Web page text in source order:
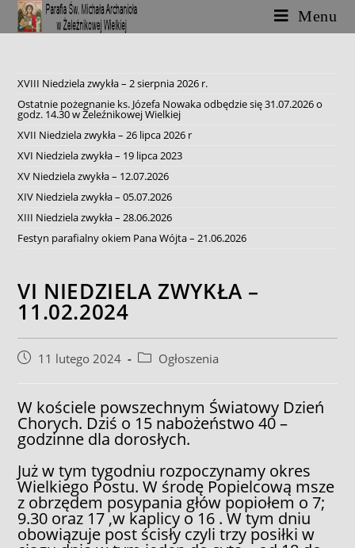
Skip
content
Menu
XVIII Niedziela zwykła – 2 sierpnia 2026 r.
Ostatnie pożegnanie ks. Józefa Nowaka odbędzie się 31.07.2026 o
godz. 14.30 w Żeleźnikowej Wielkiej
XVII Niedziela zwykła – 26 lipca 2026 r
XVI Niedziela zwykła – 19 lipca 2023
XV Niedziela zwykła – 12.07.2026
XIV Niedziela zwykła – 05.07.2026
XIII Niedziela zwykła – 28.06.2026
Festyn parafialny okiem Pana Wójta – 21.06.2026
VI NIEDZIELA ZWYKŁA –
11.02.2024
Post11 lutego 2024
PostOgłoszenia
W kościele powszechnym Światowy Dzień
Chorych. Dziś o 15 nabożeństwo 40 –
godzinne dla dorosłych.
Już w tym tygodniu rozpoczynamy okres
Wielkiego Postu. W środę Popielcową msze
z obrzędem posypania głów popiołem o 7;
9.30 oraz 17 ,w kaplicy o 16 . W tym dniu
obowiązuje post ścisły czyli trzy posiłki w